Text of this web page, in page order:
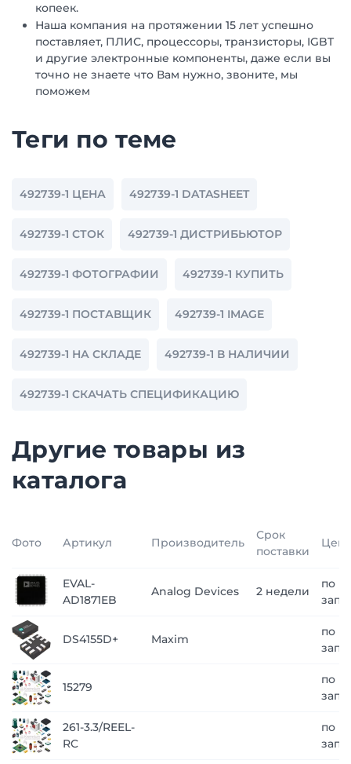
копеек.
Наша компания на протяжении 15 лет успешно
поставляет, ПЛИС, процессоры, транзисторы, IGBT
и другие электронные компоненты, даже если вы
точно не знаете что Вам нужно, звоните, мы
поможем
Теги по теме
492739-1 ЦЕНА 492739-1 DATASHEET
492739-1 СТОК 492739-1 ДИСТРИБЬЮТОР
492739-1 ФОТОГРАФИИ 492739-1 КУПИТЬ
492739-1 ПОСТАВЩИК 492739-1 IMAGE
492739-1 НА СКЛАДЕ 492739-1 В НАЛИЧИИ
492739-1 СКАЧАТЬ СПЕЦИФИКАЦИЮ
Другие товары из
каталога
Фото Артикул Производитель
Срок
поставки
Цена
EVAL-
AD1871EB
Analog Devices 2 недели
по
DS4155D+ Maxim
по
15279
по
261-3.3/REEL-
RC
по